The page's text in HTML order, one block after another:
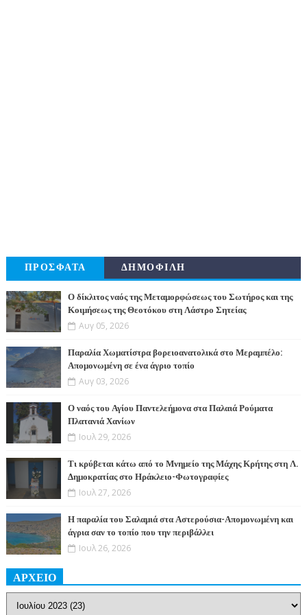
ΠΡΟΣΦΑΤΑ ΔΗΜΟΦΙΛΗ
Ο δίκλιτος ναός της Μεταμορφώσεως του Σωτήρος και της
Κοιμήσεως της Θεοτόκου στη Λάστρο Σητείας
Αυγ 05, 2026
Παραλία Χωματίστρα βορειοανατολικά στο Μεραμπέλο:
Απομονωμένη σε ένα άγριο τοπίο
Αυγ 03, 2026
Ο ναός του Αγίου Παντελεήμονα στα Παλαιά Ρούματα
Πλατανιά Χανίων
Ιουλ 29, 2026
Τι κρύβεται κάτω από το Μνημείο της Μάχης Κρήτης στη Λ.
Δημοκρατίας στο Ηράκλειο-Φωτογραφίες
Ιουλ 27, 2026
Η παραλία του Σαλαμιά στα Αστερούσια-Απομονωμένη και
άγρια σαν το τοπίο που την περιβάλλει
Ιουλ 26, 2026
ΑΡΧΕΙΟ